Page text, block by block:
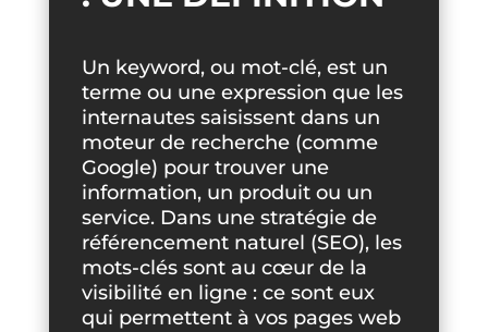
Un keyword, ou mot-clé, est un
terme ou une expression que les
internautes saisissent dans un
moteur de recherche (comme
Google) pour trouver une
information, un produit ou un
service. Dans une stratégie de
référencement naturel (SEO), les
mots-clés sont au cœur de la
visibilité en ligne : ce sont eux
qui permettent à vos pages web